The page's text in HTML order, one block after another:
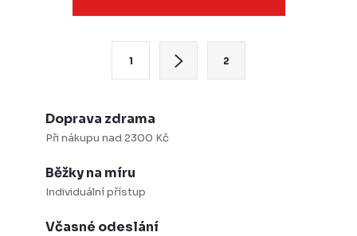
1 2
Doprava zdrama
Při nákupu nad 2300 Kč
Běžky na míru
Individuální přístup
Včasné odeslání